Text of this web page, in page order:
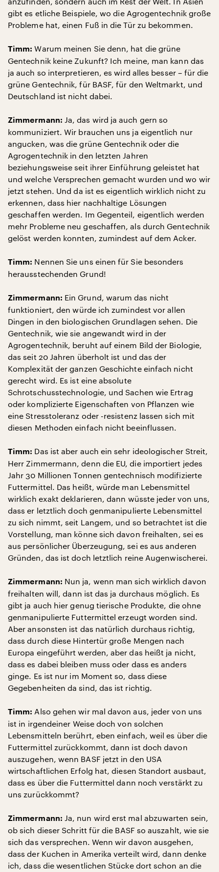
gibt es etliche Beispiele, wo die Agrogentechnik große
Probleme hat, einen Fuß in die Tür zu bekommen.
Timm: Warum meinen Sie denn, hat die grüne
Gentechnik keine Zukunft? Ich meine, man kann das
ja auch so interpretieren, es wird alles besser – für die
grüne Gentechnik, für BASF, für den Weltmarkt, und
Deutschland ist nicht dabei.
Zimmermann: Ja, das wird ja auch gern so
kommuniziert. Wir brauchen uns ja eigentlich nur
angucken, was die grüne Gentechnik oder die
Agrogentechnik in den letzten Jahren
beziehungsweise seit ihrer Einführung geleistet hat
und welche Versprechen gemacht wurden und wo wir
jetzt stehen. Und da ist es eigentlich wirklich nicht zu
erkennen, dass hier nachhaltige Lösungen
geschaffen werden. Im Gegenteil, eigentlich werden
mehr Probleme neu geschaffen, als durch Gentechnik
gelöst werden konnten, zumindest auf dem Acker.
Timm: Nennen Sie uns einen für Sie besonders
herausstechenden Grund!
Zimmermann: Ein Grund, warum das nicht
funktioniert, den würde ich zumindest vor allen
Dingen in den biologischen Grundlagen sehen. Die
Gentechnik, wie sie angewandt wird in der
Agrogentechnik, beruht auf einem Bild der Biologie,
das seit 20 Jahren überholt ist und das der
Komplexität der ganzen Geschichte einfach nicht
gerecht wird. Es ist eine absolute
Schrotschusstechnologie, und Sachen wie Ertrag
oder komplizierte Eigenschaften von Pflanzen wie
eine Stresstoleranz oder -resistenz lassen sich mit
diesen Methoden einfach nicht beeinflussen.
Timm: Das ist aber auch ein sehr ideologischer Streit,
Herr Zimmermann, denn die EU, die importiert jedes
Jahr 30 Millionen Tonnen gentechnisch modifizierte
Futtermittel. Das heißt, würde man Lebensmittel
wirklich exakt deklarieren, dann wüsste jeder von uns,
dass er letztlich doch genmanipulierte Lebensmittel
zu sich nimmt, seit Langem, und so betrachtet ist die
Vorstellung, man könne sich davon freihalten, sei es
aus persönlicher Überzeugung, sei es aus anderen
Gründen, das ist doch letztlich reine Augenwischerei.
Zimmermann: Nun ja, wenn man sich wirklich davon
freihalten will, dann ist das ja durchaus möglich. Es
gibt ja auch hier genug tierische Produkte, die ohne
genmanipulierte Futtermittel erzeugt worden sind.
Aber ansonsten ist das natürlich durchaus richtig,
dass durch diese Hintertür große Mengen nach
Europa eingeführt werden, aber das heißt ja nicht,
dass es dabei bleiben muss oder dass es anders
ginge. Es ist nur im Moment so, dass diese
Gegebenheiten da sind, das ist richtig.
Timm: Also gehen wir mal davon aus, jeder von uns
ist in irgendeiner Weise doch von solchen
Lebensmitteln berührt, eben einfach, weil es über die
Futtermittel zurückkommt, dann ist doch davon
auszugehen, wenn BASF jetzt in den USA
wirtschaftlichen Erfolg hat, diesen Standort ausbaut,
dass es über die Futtermittel dann noch verstärkt zu
uns zurückkommt?
Zimmermann: Ja, nun wird erst mal abzuwarten sein,
ob sich dieser Schritt für die BASF so auszahlt, wie sie
sich das versprechen. Wenn wir davon ausgehen,
dass der Kuchen in Amerika verteilt wird, dann denke
ich, dass die wesentlichen Stücke dort schon an die